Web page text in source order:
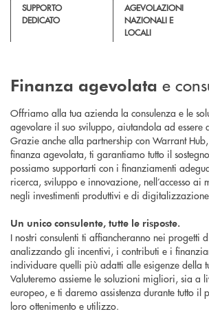
SUPPORTO
DEDICATO
AGEVOLAZIONI
NAZIONALI E
LOCALI
Finanza agevolata e
Offriamo alla tua azienda la consulenza e le
agevolare il suo sviluppo, aiutandola ad essere
Grazie anche alla partnership con Warrant
finanza agevolata, ti garantiamo tutto il
possiamo supportarti con i finanziamenti
ricerca, sviluppo e innovazione, nell’accesso ai
negli investimenti produttivi e di digitalizzazione
Un unico consulente, tutte le risposte.
I nostri consulenti ti affiancheranno nei progetti
analizzando gli incentivi, i contributi e i
individuare quelli più adatti alle esigenze della
Valuteremo assieme le soluzioni migliori, sia a
europeo, e ti daremo assistenza durante tutto il
loro ottenimento e utilizzo.